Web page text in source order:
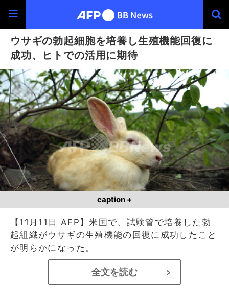
ウサギの勃起細胞を培養し生殖機能回復に
成功、ヒトでの活用に期待
caption +
【11月11日 AFP】米国で、試験管で培養した勃
起組織がウサギの生殖機能の回復に成功したこと
が明らかになった。
全文を読む >